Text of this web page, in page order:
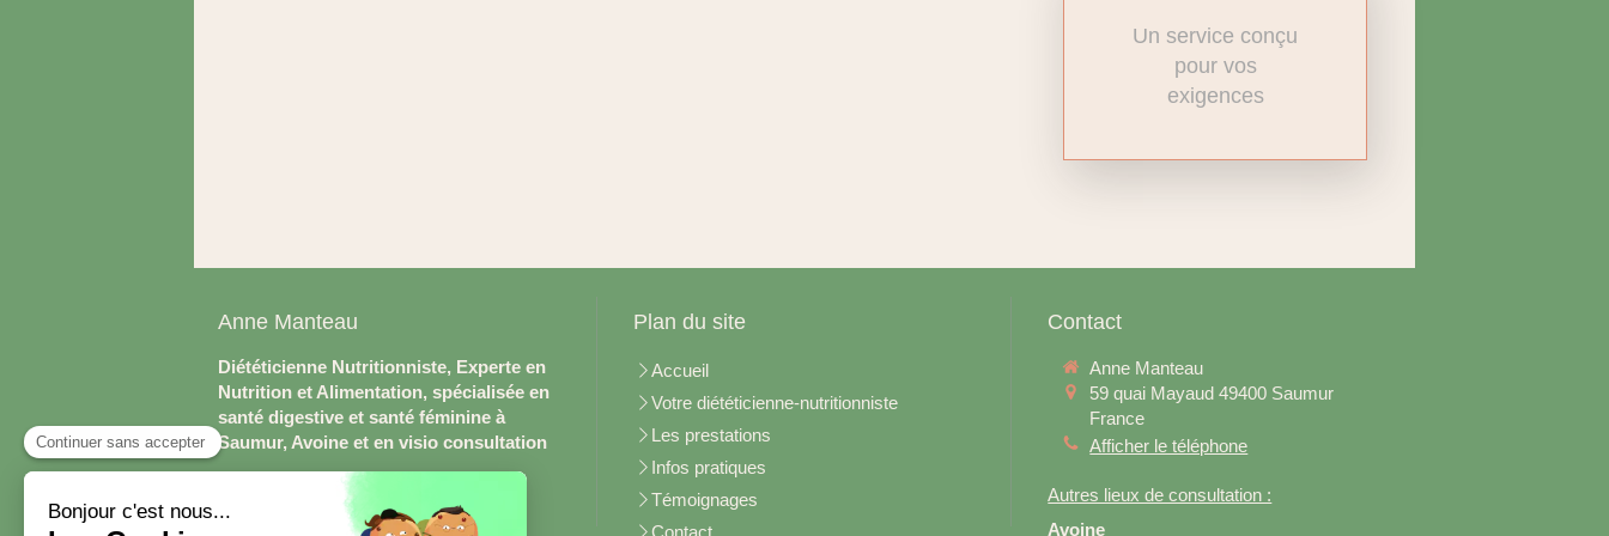
Un service conçu
pour vos
exigences
Anne Manteau
Diététicienne Nutritionniste, Experte en
Nutrition et Alimentation, spécialisée en
santé digestive et santé féminine à
Saumur, Avoine et en visio consultation
Plan du site
Accueil
Votre diététicienne-nutritionniste
Les prestations
Infos pratiques
Témoignages
Contact
Contact
Anne Manteau
59 quai Mayaud 49400 Saumur
France
Afficher le téléphone
Autres lieux de consultation :
Avoine